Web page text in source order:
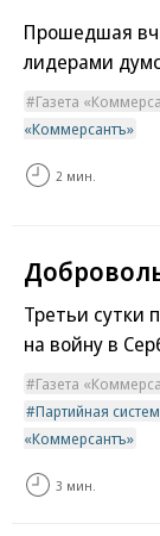
Прошедшая
лидерами
Газета
«Коммерсантъ»
2 мин.
Третьи сутки
на войну в
Газета
Партийная
«Коммерсантъ»
3 мин.